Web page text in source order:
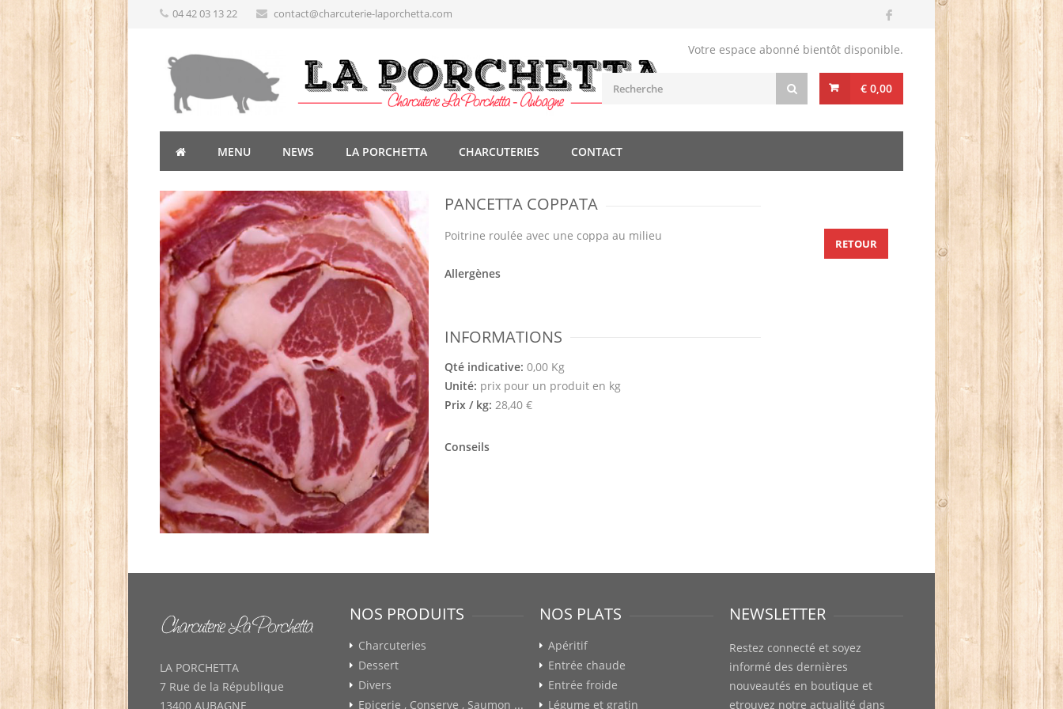
04 42 03 13 22 contact@charcuterie-laporchetta.com
Votre espace abonné bientôt disponible.
€ 0,00
MENU NEWS LA PORCHETTA CHARCUTERIES CONTACT
PANCETTA COPPATA
Poitrine roulée avec une coppa au milieu
Allergènes
INFORMATIONS
Qté indicative: 0,00 Kg
Unité: prix pour un produit en kg
Prix / kg: 28,40 €
Conseils
RETOUR
LA PORCHETTA
7 Rue de la République
13400 AUBAGNE
NOS PRODUITS
Charcuteries
Dessert
Divers
Epicerie , Conserve , Saumon ...
NOS PLATS
Apéritif
Entrée chaude
Entrée froide
Légume et gratin
NEWSLETTER
Restez connecté et soyez
informé des dernières
nouveautés en boutique et
etrouvez notre actualité dans